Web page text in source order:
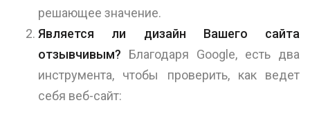
решающее значение.
Является ли дизайн Вашего сайта
отзывчивым? Благодаря Google, есть два
инструмента, чтобы проверить, как ведет
себя веб-сайт: